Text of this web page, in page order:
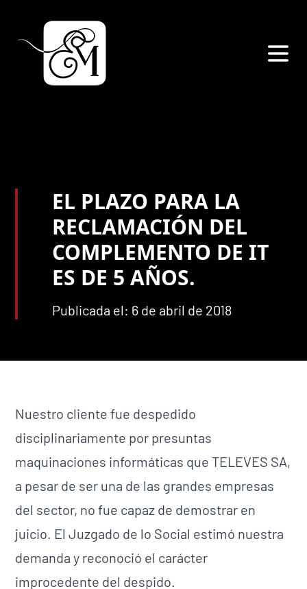
EL PLAZO PARA LA
RECLAMACIÓN DEL
COMPLEMENTO DE IT
ES DE 5 AÑOS.
Publicada el: 6 de abril de 2018
Nuestro cliente fue despedido
disciplinariamente por presuntas
maquinaciones informáticas que TELEVES SA,
a pesar de ser una de las grandes empresas
del sector, no fue capaz de demostrar en
juicio. El Juzgado de lo Social estimó nuestra
demanda y reconoció el carácter
improcedente del despido.